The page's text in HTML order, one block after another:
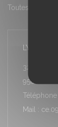
Toutes les
LYCÉE
32 rue
95600
Mail :